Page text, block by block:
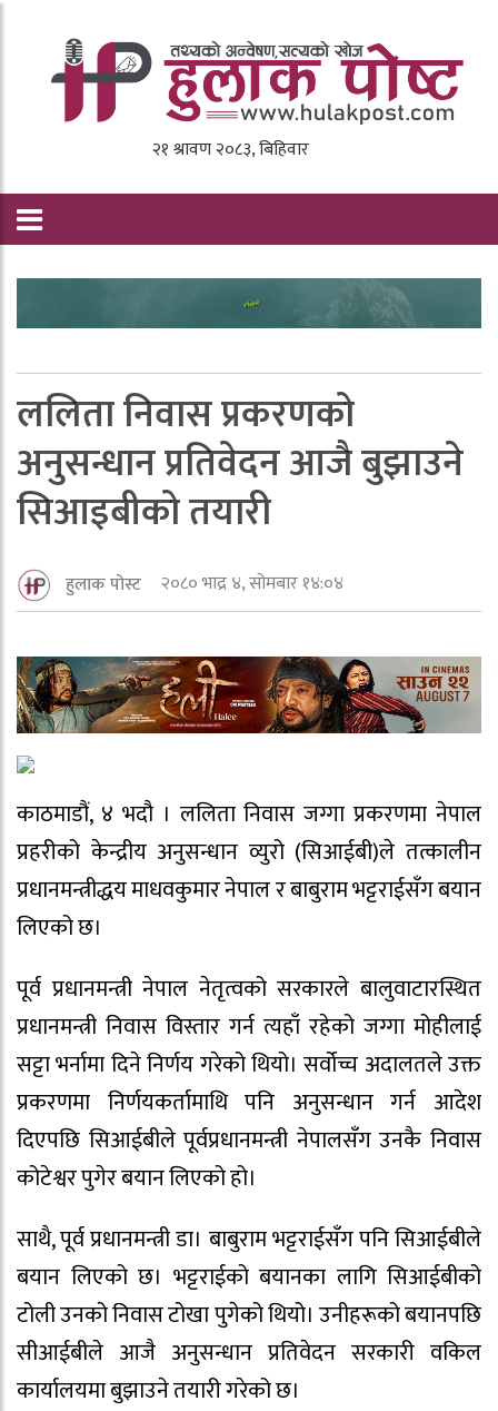
ललिता निवास प्रकरणको
अनुसन्धान प्रतिवेदन आजै बुझाउने
सिआइबीको तयारी
हुलाक पोस्ट २०८० भाद्र ४, सोमबार १४:०४
काठमाडौं, ४ भदौ । ललिता निवास जग्गा प्रकरणमा नेपाल
प्रहरीको केन्द्रीय अनुसन्धान व्युरो (सिआईबी)ले तत्कालीन
प्रधानमन्त्रीद्धय माधवकुमार नेपाल र बाबुराम भट्टराईसँग बयान
लिएको छ।
पूर्व प्रधानमन्त्री नेपाल नेतृत्वको सरकारले बालुवाटारस्थित
प्रधानमन्त्री निवास विस्तार गर्न त्यहाँ रहेको जग्गा मोहीलाई
सट्टा भर्नामा दिने निर्णय गरेको थियो। सर्वोच्च अदालतले उक्त
प्रकरणमा निर्णयकर्तामाथि पनि अनुसन्धान गर्न आदेश
दिएपछि सिआईबीले पूर्वप्रधानमन्त्री नेपालसँग उनकै निवास
कोटेश्वर पुगेर बयान लिएको हो।
साथै, पूर्व प्रधानमन्त्री डा। बाबुराम भट्टराईसँग पनि सिआईबीले
बयान लिएको छ। भट्टराईको बयानका लागि सिआईबीको
टोली उनको निवास टोखा पुगेको थियो। उनीहरूको बयानपछि
सीआईबीले आजै अनुसन्धान प्रतिवेदन सरकारी वकिल
कार्यालयमा बुझाउने तयारी गरेको छ।